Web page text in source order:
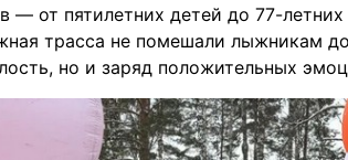
— от пятилетних детей до 77-летних
трасса не помешали лыжникам
но и заряд положительных